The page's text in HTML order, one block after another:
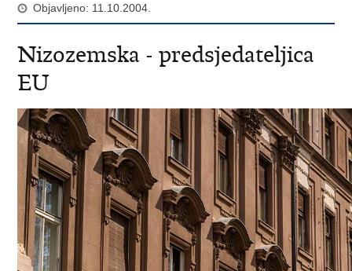
Objavljeno: 11.10.2004.
Nizozemska - predsjedateljica
EU